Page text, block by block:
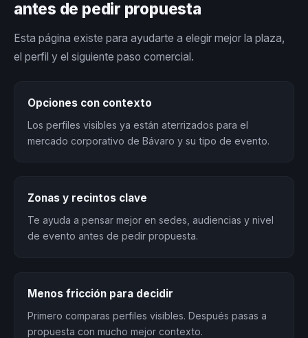
antes de pedir propuesta
Esta página existe para ayudarte a elegir mejor la plaza,
el perfil y el siguiente paso comercial.
Opciones con contexto
Los perfiles visibles ya están aterrizados para el
mercado corporativo de Bávaro y su tipo de evento.
Zonas y recintos clave
Te ayuda a pensar mejor en sedes, audiencias y nivel
de evento antes de pedir propuesta.
Menos fricción para decidir
Primero comparas perfiles visibles. Después pasas a
propuesta con mucho mejor contexto.